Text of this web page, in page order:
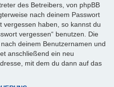
des Betreibers, von phpBB
nach deinem Passwort
vergessen haben, so kannst du
vergessen“ benutzen. Die
deinem Benutzernamen und
anschließend ein neu
mit dem du dann auf das